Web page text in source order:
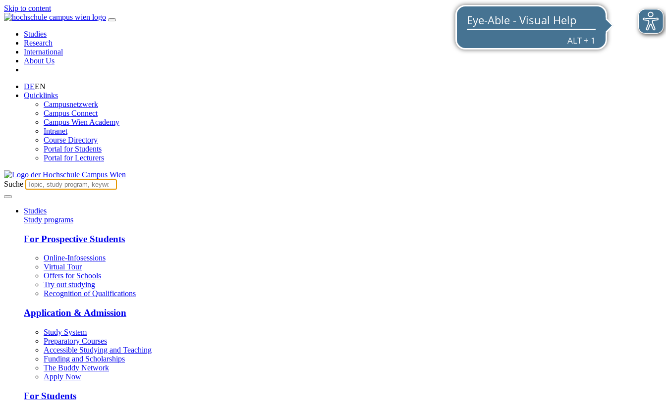
Skip to content
Studies
Research
International
About Us
DEEN
Quicklinks
Campusnetzwerk
Campus Connect
Campus Wien Academy
Intranet
Course Directory
Portal for Students
Portal for Lecturers
Suche
Studies
Study programs
For Prospective Students
Online-Infosessions
Virtual Tour
Offers for Schools
Try out studying
Recognition of Qualifications
Application & Admission
Study System
Preparatory Courses
Accessible Studying and Teaching
Funding and Scholarships
The Buddy Network
Apply Now
For Students